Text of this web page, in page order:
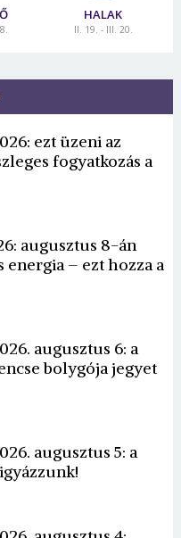
HALAK
II. 19. - III. 20.
ezt üzeni az
fogyatkozás a
augusztus 8-án
energia – ezt hozza a
augusztus 6: a
bolygója jegyet
augusztus 5: a